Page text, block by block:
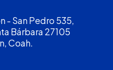
- San Pedro 535,
Bárbara 27105
Coah.